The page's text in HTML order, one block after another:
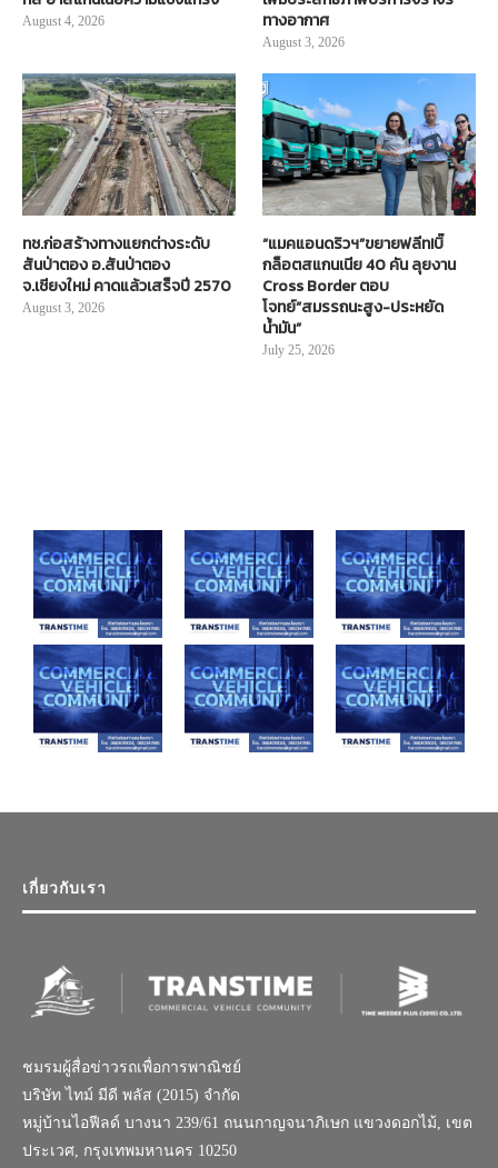
August 4, 2026
ทางอากาศ
August 3, 2026
ทช.ก่อสร้างทางแยกต่างระดับ
สันป่าตอง อ.สันป่าตอง
จ.เชียงใหม่ คาดแล้วเสร็จปี 2570
August 3, 2026
“แมคแอนดริวฯ”ขยายฟลีท!บิ๊
กล็อตสแกนเนีย 40 คัน ลุยงาน
Cross Border ตอบ
โจทย์“สมรรถนะสูง-ประหยัด
น้ำมัน”
July 25, 2026
เกี่ยวกับเรา
ชมรมผู้สื่อข่าวรถเพื่อการพาณิชย์
บริษัท ไทม์ มีดี พลัส (2015) จำกัด
หมู่บ้านไอฟีลด์ บางนา 239/61 ถนนกาญจนาภิเษก แขวงดอกไม้, เขต
ประเวศ, กรุงเทพมหานคร 10250